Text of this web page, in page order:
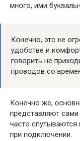
много, ими
Конечно, это не
удобстве и
говорить не
проводов со
Конечно же,
представляют сами
часто
при подключении.